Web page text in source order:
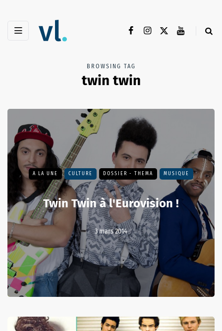
BROWSING TAG
twin twin
A LA UNE CULTURE DOSSIER - THEMA MUSIQUE
Twin Twin à l'Eurovision !
3 mars 2014